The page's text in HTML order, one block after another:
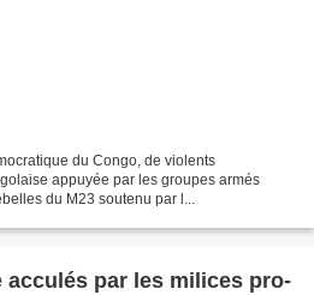
du Congo, de violents
appuyée par les groupes armés
du M23 soutenu par l...
acculés par les milices pro-